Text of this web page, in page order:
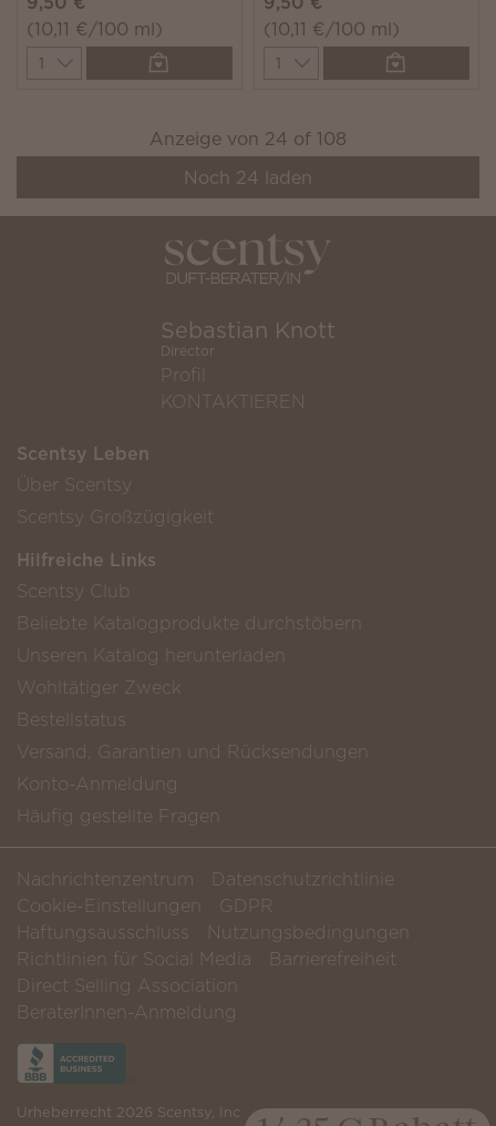
(10,11 €/100 ml)
Quantity
(10,11 €/100 ml)
Quantity
Anzeige von 24 of 108
Noch 24 laden
Sebastian Knott
Director
Profil
KONTAKTIEREN
Scentsy Leben
Über Scentsy
Scentsy Großzügigkeit
Hilfreiche Links
Scentsy Club
Beliebte Katalogprodukte durchstöbern
Unseren Katalog herunterladen
Wohltätiger Zweck
Bestellstatus
Versand, Garantien und Rücksendungen
Konto-Anmeldung
Häufig gestellte Fragen
Nachrichtenzentrum
Datenschutzrichtlinie
Cookie-Einstellungen
GDPR
Haftungsausschluss
Nutzungsbedingungen
Richtlinien für Social Media
Barrierefreiheit
Direct Selling Association
BeraterInnen-Anmeldung
Urheberrecht 2026 Scentsy, Inc